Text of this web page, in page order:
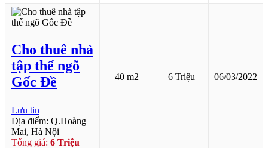
Cho thuê nhà
tập thể ngõ
Gốc Đề
Lưu tin
Địa điểm: Q.Hoàng
Mai, Hà Nội
Tổng giá: 6 Triệu
40 m2 6 Triệu 06/03/2022